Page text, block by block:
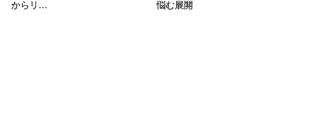
からリ…
悩む展開